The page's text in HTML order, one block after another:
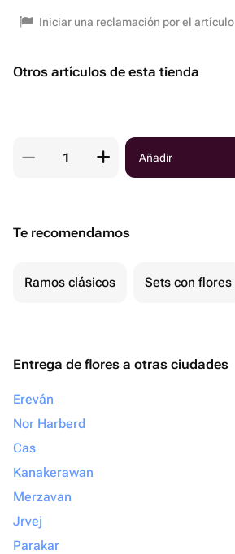
Iniciar una reclamación por el artículo
Otros artículos de esta tienda
Añadir
Te recomendamos
Ramos clásicos Sets con flores
Entrega de flores a otras ciudades
Ereván
Nor Harberd
Cas
Kanakerawan
Merzavan
Jrvej
Parakar